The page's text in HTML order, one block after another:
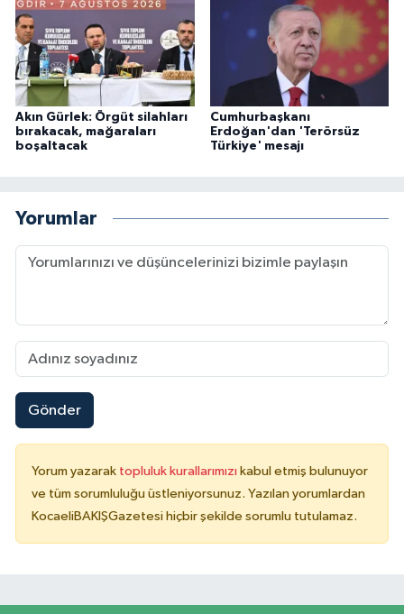
Akın Gürlek: Örgüt silahları
bırakacak, mağaraları
boşaltacak
Cumhurbaşkanı
Erdoğan'dan 'Terörsüz
Türkiye' mesajı
Yorumlar
Gönder
Yorum yazarak topluluk kurallarımızı kabul etmiş bulunuyor
ve tüm sorumluluğu üstleniyorsunuz. Yazılan yorumlardan
KocaeliBAKIŞGazetesi hiçbir şekilde sorumlu tutulamaz.